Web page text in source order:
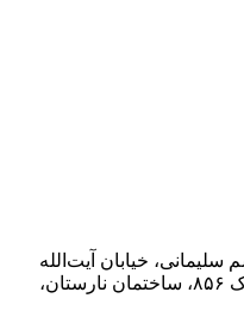
خیابان آیت‌الله
جلالی خمینی (آیت شمالی سابق)، پلاک ۸۵۶، ساختمان نارستان،